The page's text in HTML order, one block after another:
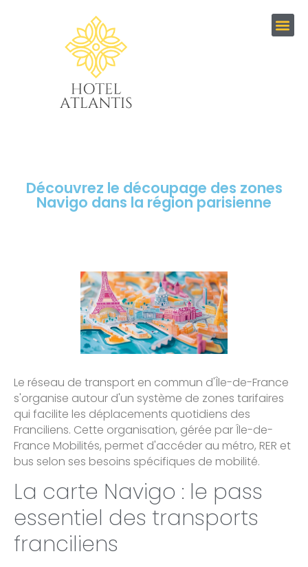
Découvrez le découpage des zones
Navigo dans la région parisienne
Le réseau de transport en commun d'Île-de-France
s'organise autour d'un système de zones tarifaires
qui facilite les déplacements quotidiens des
Franciliens. Cette organisation, gérée par Île-de-
France Mobilités, permet d'accéder au métro, RER et
bus selon ses besoins spécifiques de mobilité.
La carte Navigo : le pass
essentiel des transports
franciliens